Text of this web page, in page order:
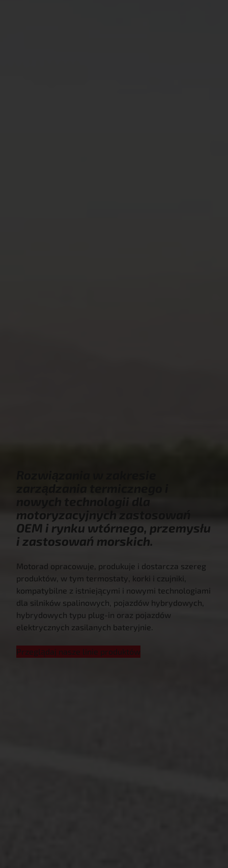
nowych technologii dla
motoryzacyjnych zastosowań
OEM i rynku wtórnego, przemysłu
i zastosowań morskich.
Motorad opracowuje, produkuje i dostarcza szereg
produktów, w tym termostaty, korki i czujniki,
kompatybilne z istniejącymi i nowymi technologiami
dla silników spalinowych, pojazdów hybrydowych,
hybrydowych typu plug-in oraz pojazdów
elektrycznych zasilanych bateryjnie.
Przeglądaj nasze linie produktów